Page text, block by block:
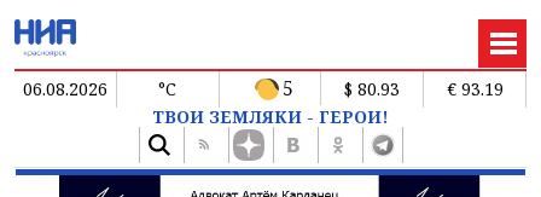
06.08.2026 °C 5 $ 80.93
€ 93.19
ТВОИ ЗЕМЛЯКИ - ГЕРОИ!